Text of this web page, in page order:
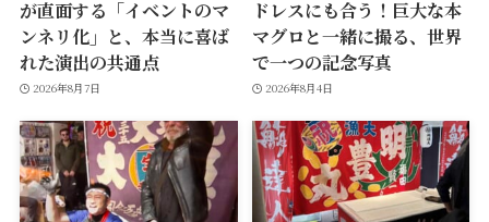
が直面する「イベントのマ
ンネリ化」と、本当に喜ば
れた演出の共通点
2026年8月7日
ドレスにも合う！巨大な本
マグロと一緒に撮る、世界
で一つの記念写真
2026年8月4日